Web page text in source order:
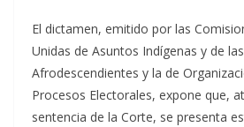
El dictamen, emitido por las
Unidas de Asuntos Indígenas y de
Afrodescendientes y la de
Procesos Electorales, expone que,
sentencia de la Corte, se presenta